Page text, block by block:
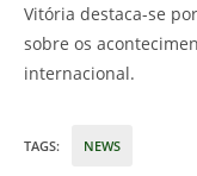
Vitória destaca-se
sobre os
internacional.
TAGS: NEWS